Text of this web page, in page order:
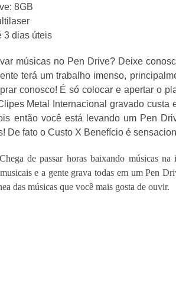
8GB
3 dias úteis
músicas no Pen Drive? Deixe
terá um trabalho imenso,
conosco! É só colocar e apertar o
Metal Internacional gravado
então você está levando um Pen
De fato o Custo X Benefício é
de passar horas baixando músicas
e a gente grava todas em um Pen
das músicas que você mais gosta de ouvir.